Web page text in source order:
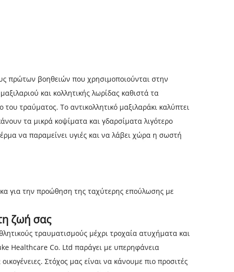
πρώτων βοηθειών που χρησιμοποιούνται στην
και κολλητικής λωρίδας καθιστά τα
τραύματος. Το αντικολλητικό μαξιλαράκι καλύπτει
τα μικρά κοψίματα και γδαρσίματα λιγότερο
να παραμείνει υγιές και να λάβει χώρα η σωστή
για την προώθηση της ταχύτερης επούλωσης με
ζωή σας
τραυματισμούς μέχρι τροχαία ατυχήματα και
Healthcare Co. Ltd παράγει με υπερηφάνεια
οικογένειες. Στόχος μας είναι να κάνουμε πιο προσιτές